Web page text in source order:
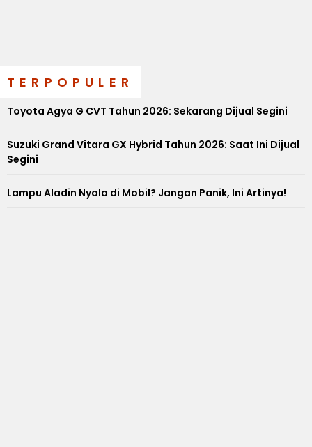
TERPOPULER
Toyota Agya G CVT Tahun 2026: Sekarang Dijual Segini
Suzuki Grand Vitara GX Hybrid Tahun 2026: Saat Ini Dijual
Segini
Lampu Aladin Nyala di Mobil? Jangan Panik, Ini Artinya!